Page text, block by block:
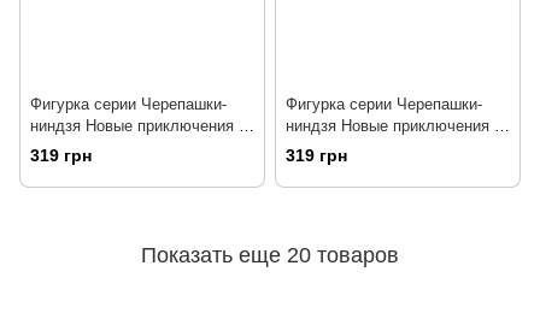
Фигурка серии Черепашки-
ниндзя Новые приключения -
Микеланджело (12 см)
319 грн
Фигурка серии Черепашки-
ниндзя Новые приключения –
Рафаэль (12 см) TMNT
(90731)
319 грн
Показать еще 20 товаров